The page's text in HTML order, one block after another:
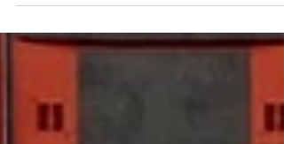
Laval à créé la sensation en s’imposant face au
Bold de TMU, première tête de série, par la
marque de 57 à 54.